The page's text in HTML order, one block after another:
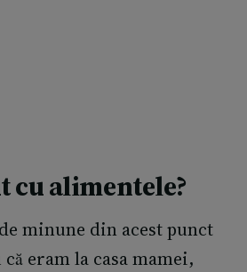
cu alimentele?
minune din acest punct
eram la casa mamei,